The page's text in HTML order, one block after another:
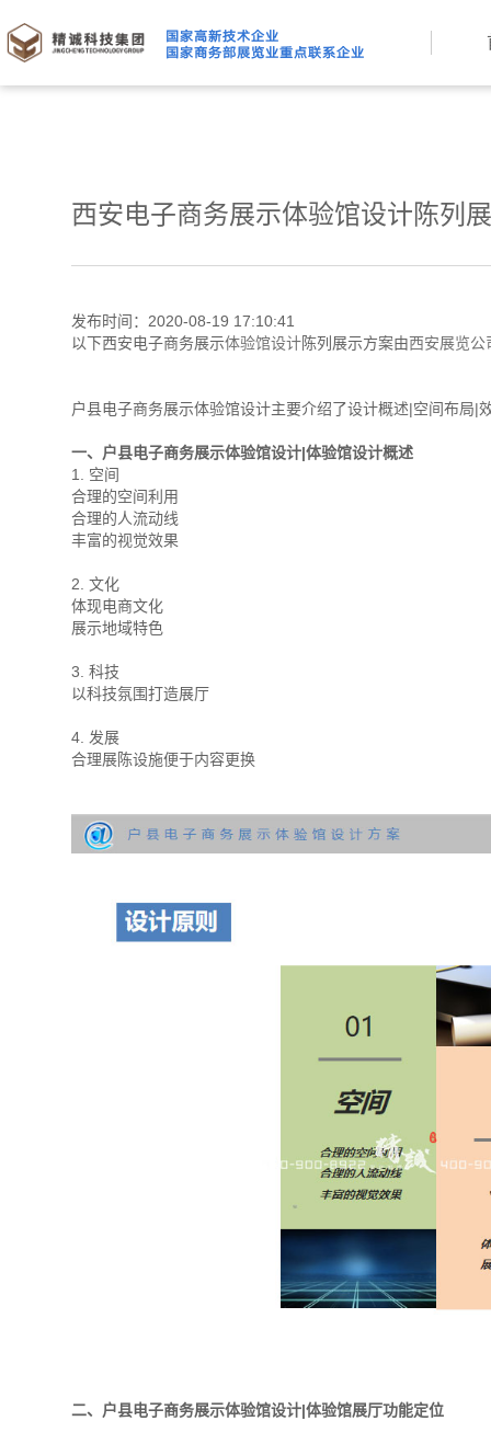
西安电子商务展示体验馆设计陈列
发布时间：2020-08-19 17:10:41
以下西安电子商务展示体验馆设计陈列展示方案由西安展览公
户县电子商务展示体验馆设计主要介绍了设计概述|空间布局|
一、户县电子商务展示体验馆设计|体验馆设计概述
1. 空间
合理的空间利用
合理的人流动线
丰富的视觉效果
2. 文化
体现电商文化
展示地域特色
3. 科技
以科技氛围打造展厅
4. 发展
合理展陈设施便于内容更换
二、户县电子商务展示体验馆设计|体验馆展厅功能定位